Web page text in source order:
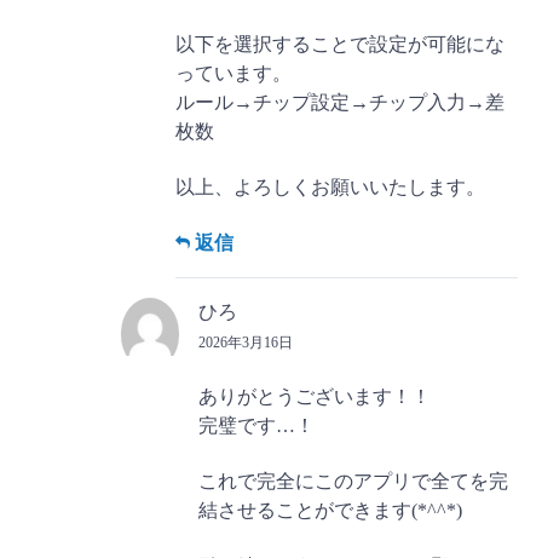
以下を選択することで設定が可能にな
っています。
ルール→チップ設定→チップ入力→差
枚数
以上、よろしくお願いいたします。
返信
ひろ
2026年3月16日
ありがとうございます！！
完璧です…！
これで完全にこのアプリで全てを完
結させることができます(*^^*)